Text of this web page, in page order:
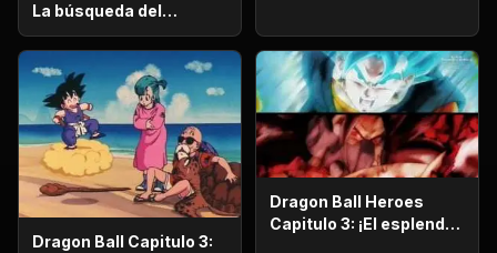
La búsqueda del
emperador
Dragon Ball Capitulo 3:
Dragon Ball Heroes
Capitulo 3: ¡El esplendor